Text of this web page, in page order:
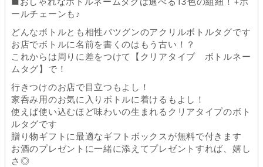
ールチェーンも♪
どんなボトルとも相性バツグンのアクリルボトルタグです
お店でボトルに名前を書くのはもう古い！？
これからは周りに差をつけて【クリアタイプ ボトルネー
ムタグ】で！
行きつけのお店で目立つもよし！
家呑み用のお気に入りボトルに着けるもよし！
使えば使い込むほど味わいの生まれるクリアタイプのボト
ルタグです
贈り物ギフトに最適なギフトボックスが無料で付きます
お酒のプレゼントに一緒に添えてプレゼントすれば、嬉し
さ◎